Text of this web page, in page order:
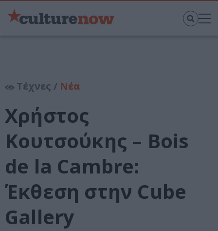
Τέχνες / Νέα
Χρήστος
Κουτσούκης – Bois
de la Cambre:
Έκθεση στην Cube
Gallery